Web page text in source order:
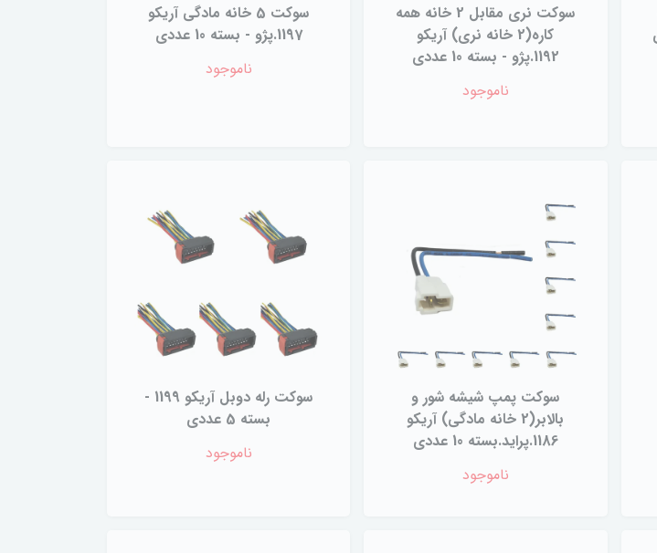
سوکت نری مقابل 2 خانه همه
کاره(2 خانه نری) آریکو
1192.پژو - بسته 10 عددی
ناموجود
سوکت 5 خانه مادگی آریکو
1197.پژو - بسته 10 عددی
ناموجود
سوکت پمپ شیشه شور و
بالابر(2 خانه مادگی) آریکو
1186.پراید.بسته 10 عددی
ناموجود
سوکت رله دوبل آریکو 1199 -
بسته 5 عددی
ناموجود